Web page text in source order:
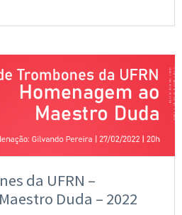
da UFRN –
Duda – 2022